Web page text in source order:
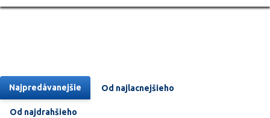
Najpredávanejšie Od najlacnejšieho
Od najdrahšieho